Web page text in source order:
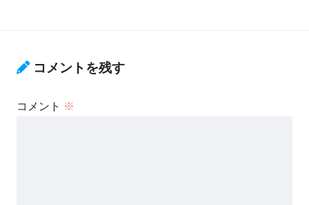
コメントを残す
コメント ※